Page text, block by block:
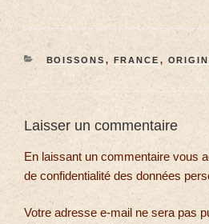
BOISSONS , FRANCE ,
Laisser un commentaire
En laissant un commentaire vous
de confidentialité des données
Votre adresse e-mail ne sera pas